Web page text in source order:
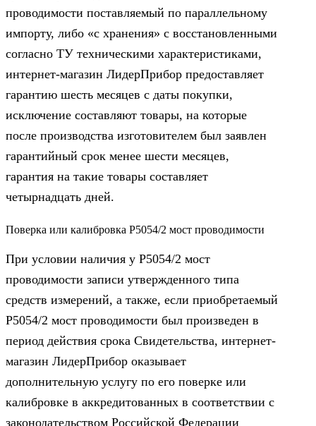
проводимости поставляемый по параллельному
импорту, либо «с хранения» с восстановленными
согласно ТУ техническими характеристиками,
интернет-магазин ЛидерПрибор предоставляет
гарантию шесть месяцев с даты покупки,
исключение составляют товары, на которые
после производства изготовителем был заявлен
гарантийный срок менее шести месяцев,
гарантия на такие товары составляет
четырнадцать дней.
Поверка или калибровка Р5054/2 мост проводимости
При условии наличия у Р5054/2 мост
проводимости записи утвержденного типа
средств измерений, а также, если приобретаемый
Р5054/2 мост проводимости был произведен в
период действия срока Свидетельства, интернет-
магазин ЛидерПрибор оказывает
дополнительную услугу по его поверке или
калибровке в аккредитованных в соответствии с
законодательством Российской Федерации